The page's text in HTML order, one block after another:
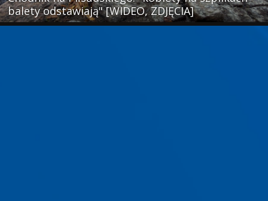
balety odstawiają" [WIDEO, ZDJĘCIA]